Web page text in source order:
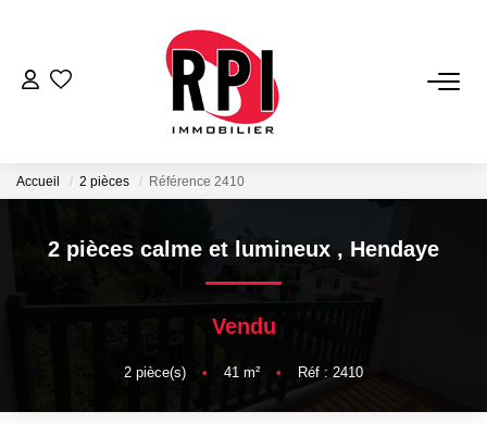
VENTES
LOCATIONS
LOCATIONS VACANCES
Accueil 2 pièces Référence 2410
2 pièces calme et lumineux , Hendaye
Vendu
2 pièce(s) • 41 m² • Réf : 2410